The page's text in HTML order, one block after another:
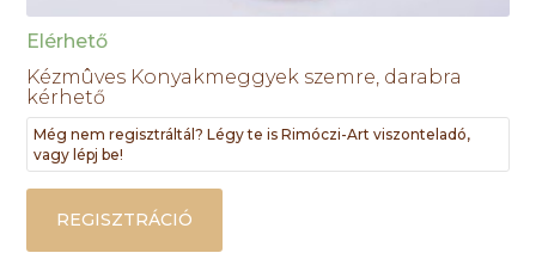
Elérhető
Kézmûves Konyakmeggyek szemre, darabra
kérhető
Még nem regisztráltál? Légy te is Rimóczi-Art viszonteladó,
vagy lépj be!
REGISZTRÁCIÓ